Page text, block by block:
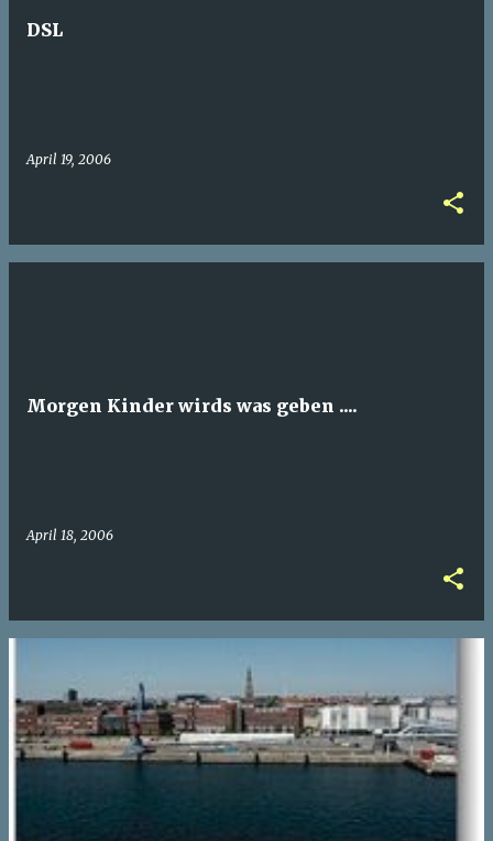
DSL
April 19, 2006
Morgen Kinder wirds was geben ....
April 18, 2006